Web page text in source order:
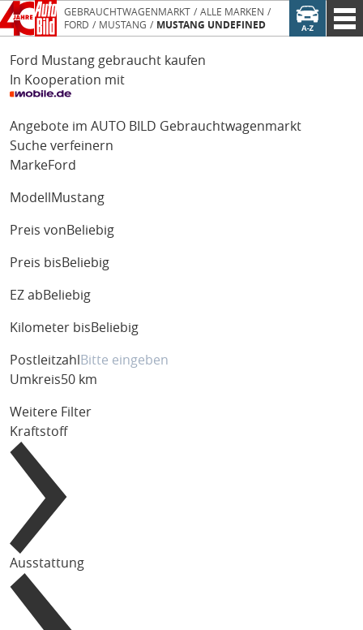
GEBRAUCHTWAGENMARKT
ALLE MARKEN
FORD
MUSTANG MUSTANG UNDEFINED
Ford Mustang gebraucht kaufen
In Kooperation mit
Angebote im AUTO BILD Gebrauchtwagenmarkt
Suche verfeinern
MarkeFord
Modell Mustang
Preis von Beliebig
Preis bis Beliebig
EZ ab Beliebig
Kilometer bis Beliebig
Postleitzahl
Umkreis50 km
Weitere Filter
Kraftstoff
Ausstattung